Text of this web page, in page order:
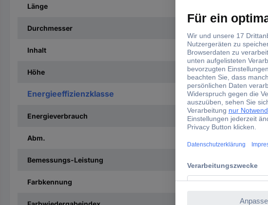
Länge
Durchmesser
Inhalt
Höhe
Energieeffizienzklasse
Energieverbrauch
Abm.
Bemessungs-Leistung
Farbkennung